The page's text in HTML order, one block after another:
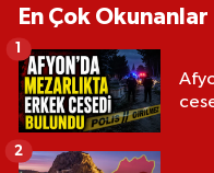
En Çok Okunanlar
1
2